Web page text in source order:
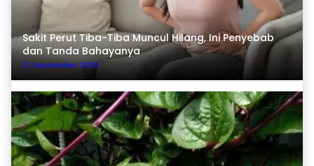
Sakit Perut Tiba-Tiba Muncul Hilang, Ini Penyebab
dan Tanda Bahayanya
21 September 2025